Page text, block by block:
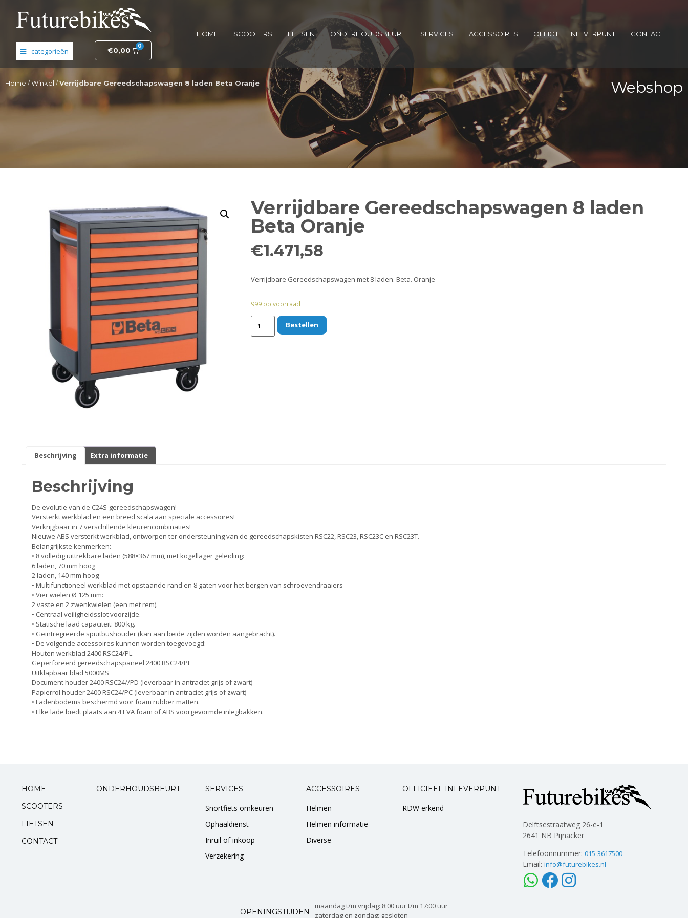
Opruiming
Originele AGM-onderdelen
Originele BTC-onderdelen
Originele Kymco-onderdelen
Originele Peugeot-onderdelen
Originele Piaggio/Vespa-onderdelen
Originele Sym-onderdelen
Originele Tomos-onderdelen
Bevestigingsdelen
Koffers en manden
Sloten
Toebehoren en accessoires
Werkplaats en gereedschap
Smeren
Spiegels
Standaarden
V-snaren
€0,00
0
HOME SCOOTERS FIETSEN ONDERHOUDSBEURT SERVICES ACCESSOIRES OFFICIEEL INLEVERPUNT CONTACT
Home /Winkel /Verrijdbare Gereedschapswagen 8 laden Beta Oranje Webshop
Verrijdbare Gereedschapswagen 8 laden
Beta Oranje
€1.471,58
Verrijdbare Gereedschapswagen met 8 laden. Beta. Oranje
999 op voorraad
Bestellen
Beschrijving Extra informatie
Beschrijving
De evolutie van de C24S-gereedschapswagen!
Versterkt werkblad en een breed scala aan speciale accessoires!
Verkrijgbaar in 7 verschillende kleurencombinaties!
Nieuwe ABS versterkt werkblad, ontworpen ter ondersteuning van de gereedschapskisten RSC22, RSC23, RSC23C en RSC23T.
Belangrijkste kenmerken:
• 8 volledig uittrekbare laden (588×367 mm), met kogellager geleiding:
6 laden, 70 mm hoog
2 laden, 140 mm hoog
• Multifunctioneel werkblad met opstaande rand en 8 gaten voor het bergen van schroevendraaiers
• Vier wielen Ø 125 mm:
2 vaste en 2 zwenkwielen (een met rem).
• Centraal veiligheidsslot voorzijde.
• Statische laad capaciteit: 800 kg.
• Geintregreerde spuitbushouder (kan aan beide zijden worden aangebracht).
• De volgende accessoires kunnen worden toegevoegd:
Houten werkblad 2400 RSC24/PL
Geperforeerd gereedschapspaneel 2400 RSC24/PF
Uitklapbaar blad 5000MS
Document houder 2400 RSC24//PD (leverbaar in antraciet grijs of zwart)
Papierrol houder 2400 RSC24/PC (leverbaar in antraciet grijs of zwart)
• Ladenbodems beschermd voor foam rubber matten.
• Elke lade biedt plaats aan 4 EVA foam of ABS voorgevormde inlegbakken.
HOME
SCOOTERS
FIETSEN
CONTACT
ONDERHOUDSBEURT SERVICES
Snortfiets omkeuren
Ophaaldienst
Inruil of inkoop
Verzekering
ACCESSOIRES
Helmen
Helmen informatie
Diverse
OFFICIEEL INLEVERPUNT
RDW erkend
Delftsestraatweg 26-e-1
2641 NB Pijnacker
Telefoonnummer:015-3617500
Email:info@futurebikes.nl
OPENINGSTIJDEN
maandag t/m vrijdag: 8:00 uur t/m 17:00 uur
zaterdag en zondag: gesloten